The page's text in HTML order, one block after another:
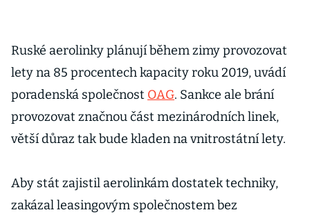
Ruské aerolinky plánují během zimy provozovat
lety na 85 procentech kapacity roku 2019, uvádí
poradenská společnost OAG. Sankce ale brání
provozovat značnou část mezinárodních linek,
větší důraz tak bude kladen na vnitrostátní lety.
Aby stát zajistil aerolinkám dostatek techniky,
zakázal leasingovým společnostem bez